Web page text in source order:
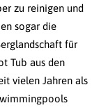
zu reinigen und
sogar die
für
Tub aus den
vielen Jahren als